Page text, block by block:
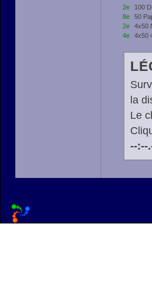
2e
100
8e
50
2e
4x50
4e 4x50
la
Le
--:--